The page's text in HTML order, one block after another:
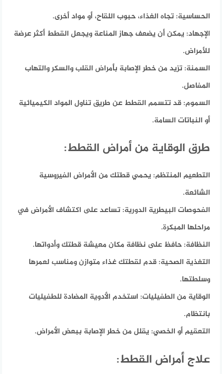
الحساسية: تجاه الغذاء، حبوب اللقاح، أو مواد أخرى.
الإجهاد: يمكن أن يضعف جهاز المناعة ويجعل القطط أكثر عرضة
للأمراض.
السمنة: تزيد من خطر الإصابة بأمراض القلب والسكر والتهاب
المفاصل.
السموم: قد تتسمم القطط عن طريق تناول المواد الكيميائية
أو النباتات السامة.
طرق الوقاية من أمراض القطط:
التطعيم المنتظم: يحمي قطتك من الأمراض الفيروسية
الشائعة.
الفحوصات البيطرية الدورية: تساعد على اكتشاف الأمراض في
مراحلها المبكرة.
النظافة: حافظ على نظافة مكان معيشة قطتك وأدواتها.
التغذية الصحية: قدم لقطتك غذاء متوازن ومناسب لعمرها
وسلطتها.
الوقاية من الطفيليات: استخدم الأدوية المضادة للطفيليات
بانتظام.
التعقيم أو الخصي: يقلل من خطر الإصابة ببعض الأمراض.
علاج أمراض القطط: